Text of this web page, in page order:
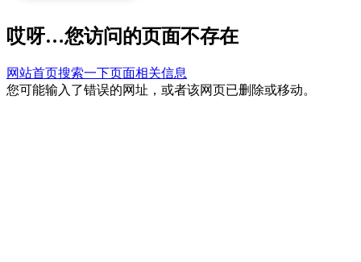
哎呀…您访问的页面不存在
网站首页搜索一下页面相关信息
您可能输入了错误的网址，或者该网页已删除或移动。